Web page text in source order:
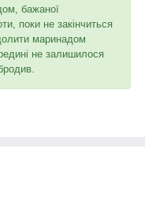
бажаної
поки не закінчиться
маринадом
не залишилося